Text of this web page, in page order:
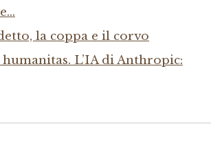
la coppa e il corvo
L’IA di Anthropic: